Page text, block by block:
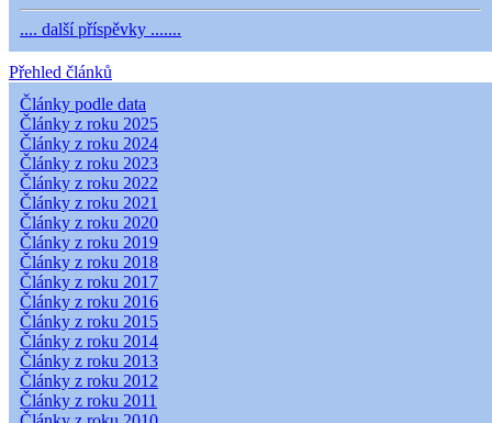
.... další příspěvky .......
Přehled článků
Články podle data
Články z roku 2025
Články z roku 2024
Články z roku 2023
Články z roku 2022
Články z roku 2021
Články z roku 2020
Články z roku 2019
Články z roku 2018
Články z roku 2017
Články z roku 2016
Články z roku 2015
Články z roku 2014
Články z roku 2013
Články z roku 2012
Články z roku 2011